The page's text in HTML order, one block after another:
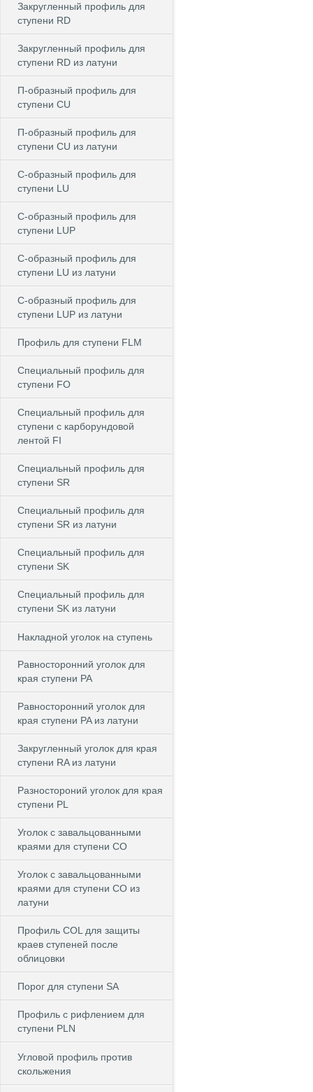
Закругленный профиль для
ступени RD
Закругленный профиль для
ступени RD из латуни
П-образный профиль для
ступени CU
П-образный профиль для
ступени CU из латуни
C-образный профиль для
ступени LU
C-образный профиль для
ступени LUP
C-образный профиль для
ступени LU из латуни
C-образный профиль для
ступени LUP из латуни
Профиль для ступени FLM
Специальный профиль для
ступени FO
Специальный профиль для
ступени c карборундовой
лентой FI
Специальный профиль для
ступени SR
Специальный профиль для
ступени SR из латуни
Специальный профиль для
ступени SK
Специальный профиль для
ступени SK из латуни
Накладной уголок на ступень
Равносторонний уголок для
края ступени PA
Равносторонний уголок для
края ступени PA из латуни
Закругленный уголок для края
ступени RA из латуни
Разностороний уголок для края
ступени PL
Уголок с завальцованными
краями для ступени CO
Уголок с завальцованными
краями для ступени CO из
латуни
Профиль COL для защиты
краев ступеней после
облицовки
Порог для ступени SA
Профиль с рифлением для
ступени PLN
Угловой профиль против
скольжения